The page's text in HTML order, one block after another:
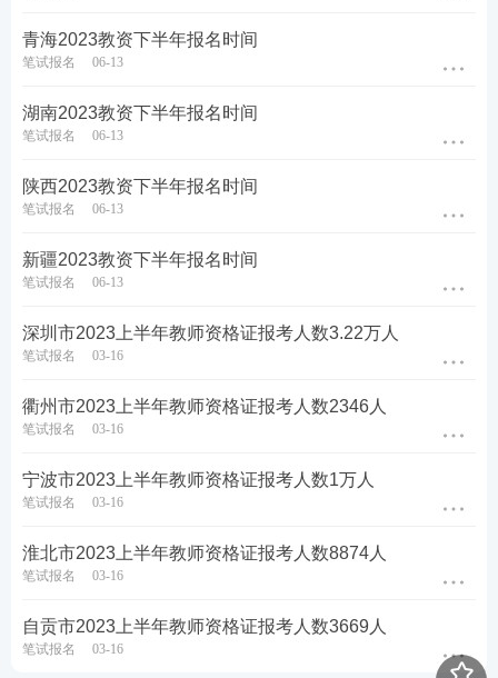
在线题库>>在线刷教师资格证章节练习/模拟试题/历
年真题
青海2023教资下半年报名时间
笔试报名 06-13
湖南2023教资下半年报名时间
笔试报名 06-13
陕西2023教资下半年报名时间
笔试报名 06-13
新疆2023教资下半年报名时间
笔试报名 06-13
深圳市2023上半年教师资格证报考人数3.22万人
笔试报名 03-16
衢州市2023上半年教师资格证报考人数2346人
笔试报名 03-16
宁波市2023上半年教师资格证报考人数1万人
笔试报名 03-16
淮北市2023上半年教师资格证报考人数8874人
笔试报名 03-16
自贡市2023上半年教师资格证报考人数3669人
笔试报名 03-16